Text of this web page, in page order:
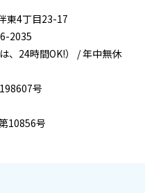
東4丁目23-17
2035
、24時間OK!） / 年中無休
号
10856号